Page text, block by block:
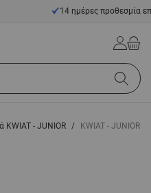
επιστροφής
KWIAT - JUNIOR / KWIAT - JUNIOR K